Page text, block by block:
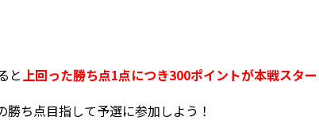
と上回った勝ち点1点につき300ポイントが本戦スタ
ち点目指して予選に参加しよう！